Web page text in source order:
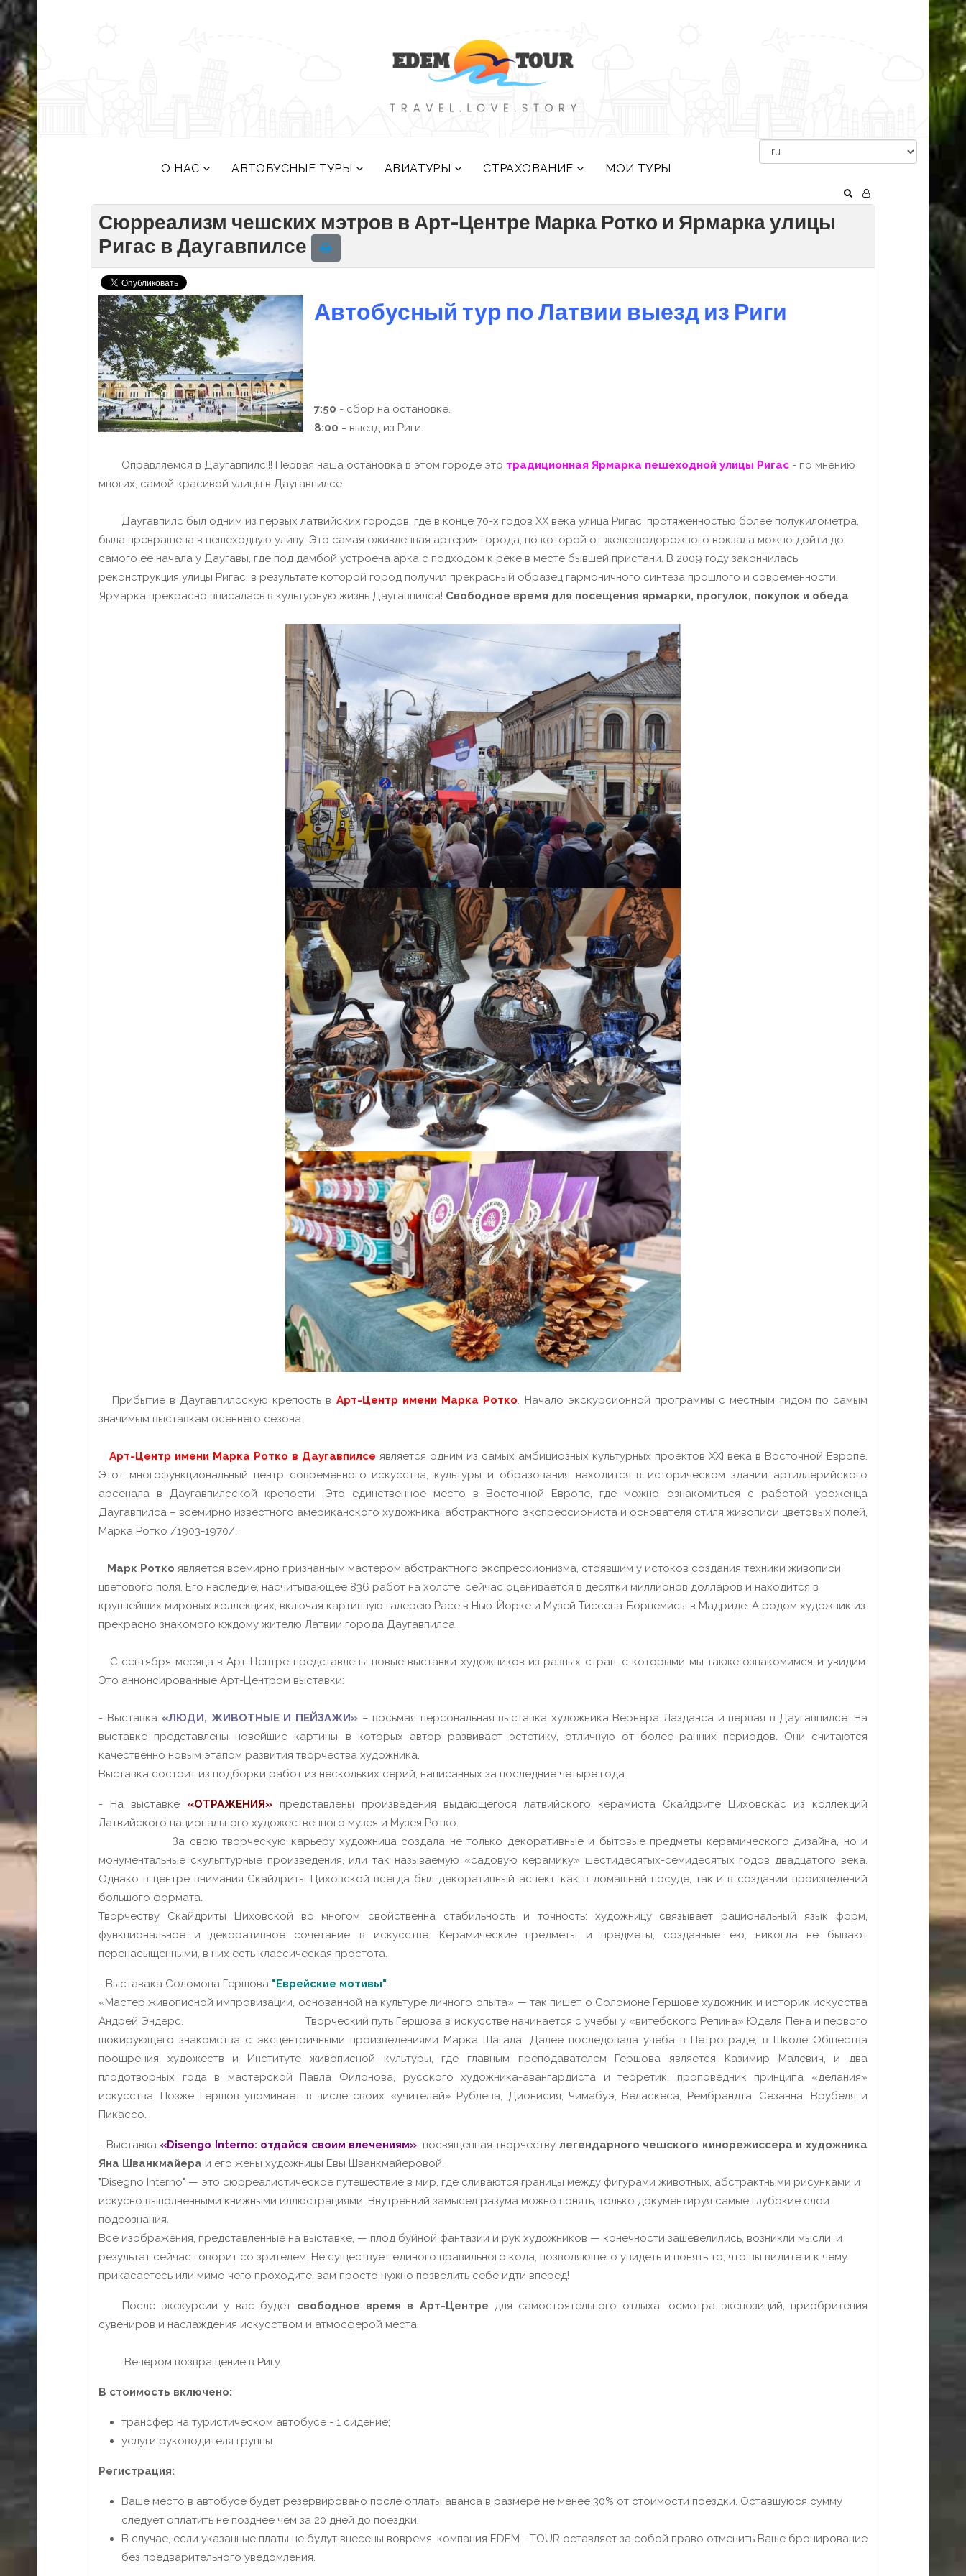
О НАС АВТОБУСНЫЕ ТУРЫ АВИАТУРЫ СТРАХОВАНИЕ МОИ ТУРЫ
Сюрреализм чешских мэтров в Арт-Центре Марка Ротко и Ярмарка улицы
Ригас в Даугавпилсе
Автобусный тур по Латвии выезд из Риги
7:50 - сбор на остановке.
8:00 - выезд из Риги.
Оправляемся в Даугавпилс!!! Первая наша остановка в этом городе это традиционная Ярмарка пешеходной улицы Ригас - по мнению
многих, самой красивой улицы в Даугавпилсе.
Даугавпилс был одним из первых латвийских городов, где в конце 70-х годов XX века улица Ригас, протяженностью более полукилометра,
была превращена в пешеходную улицу. Это самая оживленная артерия города, по которой от железнодорожного вокзала можно дойти до
самого ее начала у Даугавы, где под дамбой устроена арка с подходом к реке в месте бывшей пристани. В 2009 году закончилась
реконструкция улицы Ригас, в результате которой город получил прекрасный образец гармоничного синтеза прошлого и современности.
Ярмарка прекрасно вписалась в культурную жизнь Даугавпилса! Свободное время для посещения ярмарки, прогулок, покупок и обеда.
Прибытие в Даугавпилсскую крепость в Арт-Центр имени Марка Ротко. Начало экскурсионной программы с местным гидом по самым
значимым выставкам осеннего сезона.
Арт-Центр имени Марка Ротко в Даугавпилсе является одним из самых амбициозных культурных проектов XXI века в Восточной Европе.
Этот многофункциональный центр современного искусства, культуры и образования находится в историческом здании артиллерийского
арсенала в Даугавпилсской крепости. Это единственное место в Восточной Европе, где можно ознакомиться с работой уроженца
Даугавпилса – всемирно известного американского художника, абстрактного экспрессиониста и основателя стиля живописи цветовых полей,
Марка Ротко /1903-1970/.
Марк Ротко является всемирно признанным мастером абстрактного экспрессионизма, стоявшим у истоков создания техники живописи
цветового поля. Его наследие, насчитывающее 836 работ на холсте, сейчас оценивается в десятки миллионов долларов и находится в
крупнейших мировых коллекциях, включая картинную галерею Расе в Нью-Йорке и Музей Тиссена-Борнемисы в Мадриде. А родом художник из
прекрасно знакомого кждому жителю Латвии города Даугавпилса.
С сентября месяца в Арт-Центре представлены новые выставки художников из разных стран, с которыми мы также ознакомимся и увидим.
Это аннонсированные Арт-Центром выставки:
- Выставка «ЛЮДИ, ЖИВОТНЫЕ И ПЕЙЗАЖИ»– восьмая персональная выставка художника Вернера Лазданса и первая в Даугавпилсе. На
выставке представлены новейшие картины, в которых автор развивает эстетику, отличную от более ранних периодов. Они считаются
качественно новым этапом развития творчества художника.
Выставка состоит из подборки работ из нескольких серий, написанных за последние четыре года.
- На выставке «ОТРАЖЕНИЯ» представлены произведения выдающегося латвийского керамиста Скайдрите Циховскас из коллекций
Латвийского национального художественного музея и Музея Ротко.
За свою творческую карьеру художница создала не только декоративные и бытовые предметы керамического дизайна, но и
монументальные скульптурные произведения, или так называемую «садовую керамику» шестидесятых-семидесятых годов двадцатого века.
Однако в центре внимания Скайдриты Циховской всегда был декоративный аспект, как в домашней посуде, так и в создании произведений
большого формата.
Творчеству Скайдриты Циховской во многом свойственна стабильность и точность: художницу связывает рациональный язык форм,
функциональное и декоративное сочетание в искусстве. Керамические предметы и предметы, созданные ею, никогда не бывают
перенасыщенными, в них есть классическая простота.
- Выставака Соломона Гершова "Еврейские мотивы".
«Мастер живописной импровизации, основанной на культуре личного опыта» — так пишет о Соломоне Гершове художник и историк искусства
Андрей Эндерс. Творческий путь Гершова в искусстве начинается с учебы у «витебского Репина» Юделя Пена и первого
шокирующего знакомства с эксцентричными произведениями Марка Шагала. Далее последовала учеба в Петрограде, в Школе Общества
поощрения художеств и Институте живописной культуры, где главным преподавателем Гершова является Казимир Малевич, и два
плодотворных года в мастерской Павла Филонова, русского художника-авангардиста и теоретик, проповедник принципа «делания»
искусства. Позже Гершов упоминает в числе своих «учителей» Рублева, Дионисия, Чимабуэ, Веласкеса, Рембрандта, Сезанна, Врубеля и
Пикассо.
- Выставка «Disengo Interno: отдайся своим влечениям», посвященная творчеству легендарного чешского кинорежиссера и художника
Яна Шванкмайера и его жены художницы Евы Шванкмайеровой.
"Disegno Interno" — это сюрреалистическое путешествие в мир, где сливаются границы между фигурами животных, абстрактными рисунками и
искусно выполненными книжными иллюстрациями. Внутренний замысел разума можно понять, только документируя самые глубокие слои
подсознания.
Все изображения, представленные на выставке, — плод буйной фантазии и рук художников — конечности зашевелились, возникли мысли, и
результат сейчас говорит со зрителем. Не существует единого правильного кода, позволяющего увидеть и понять то, что вы видите и к чему
прикасаетесь или мимо чего проходите, вам просто нужно позволить себе идти вперед!
После экскурсии у вас будет свободное время в Арт-Центре для самостоятельного отдыха, осмотра экспозиций, приобритения
сувениров и наслаждения искусством и атмосферой места.
Вечером возвращение в Ригу.
В стоимость включено:
трансфер на туристическом автобусе - 1 сидение;
услуги руководителя группы.
Регистрация:
Ваше место в автобусе будет резервировано после оплаты аванса в размере не менее 30% от стоимости поездки. Оставшуюся сумму
следует оплатить не позднее чем за 20 дней до поездки.
В случае, если указанные платы не будут внесены вовремя, компания EDEM - TOUR оставляет за собой право отменить Ваше бронирование
без предварительного уведомления.